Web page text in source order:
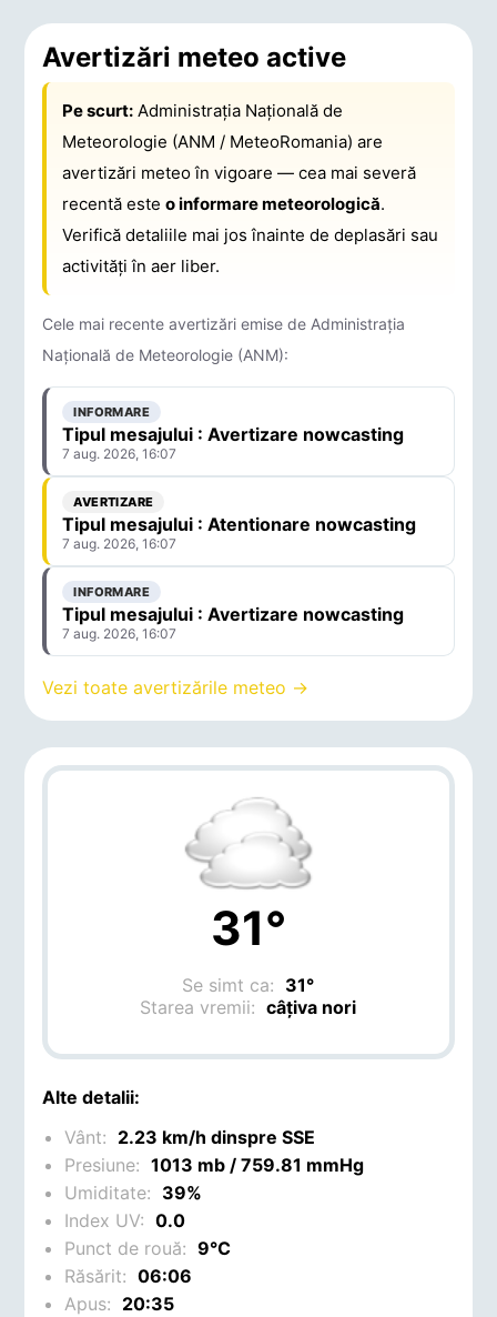
Avertizări meteo active
Pe scurt: Administrația Națională de
Meteorologie (ANM / MeteoRomania) are
avertizări meteo în vigoare — cea mai severă
recentă esteo informare meteorologică.
Verifică detaliile mai jos înainte de deplasări sau
activități în aer liber.
Cele mai recente avertizări emise de Administrația
Națională de Meteorologie (ANM):
INFORMARE
Tipul mesajului : Avertizare nowcasting
7 aug. 2026, 16:07
AVERTIZARE
Tipul mesajului : Atentionare nowcasting
7 aug. 2026, 16:07
INFORMARE
Tipul mesajului : Avertizare nowcasting
7 aug. 2026, 16:07
Vezi toate avertizările meteo →
31°
Se simt ca: 31°
Starea vremii:câțiva nori
Alte detalii:
Vânt: 2.23 km/h dinspre SSE
Presiune:1013 mb / 759.81 mmHg
Umiditate: 39%
Index UV:0.0
Punct de rouă:9°C
Răsărit:06:06
Apus: 20:35